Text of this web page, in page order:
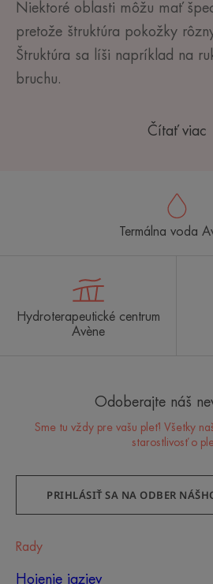
Niektoré oblasti môžu mať
pretože štruktúra pokožky
Štruktúra sa líši napríklad na
bruchu.
Čítať viac
Termálna voda
Hydroterapeutické centrum
Avène
Odoberajte náš
Sme tu vždy pre vašu pleť! Všetky
starostlivosť o
PRIHLÁSIŤ SA NA ODBER
Rady
Hojenie jaziev